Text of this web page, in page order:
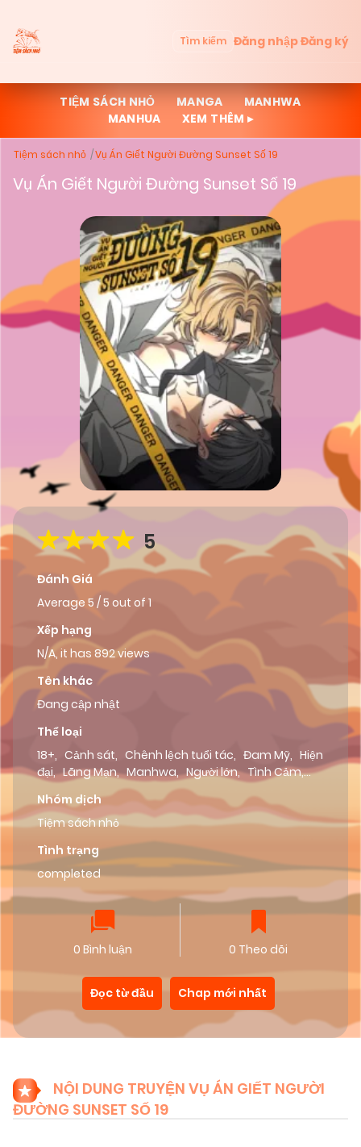
Tìm kiếm Đăng nhậpĐăng ký
TIỆM SÁCH NHỎ MANGA
MANHWA
MANHUA
XEM THÊM ▸
Tiệm sách nhỏ Vụ Án Giết Người Đường Sunset Số 19
Vụ Án Giết Người Đường Sunset Số 19
5
Đánh Giá
Average 5 /5 out of 1
Xếp hạng
N/A, it has 892 views
Tên khác
Đang cập nhật
Thể loại
18+, Cảnh sát, Chênh lệch tuổi tác, Đam Mỹ, Hiện
đại, Lãng Mạn, Manhwa, Người lớn, Tình Cảm,
Webtoon, Xã hội đen
Phương, Roadsteam
Nhóm dịch
Tiệm sách nhỏ
Tình trạng
completed
0 Bình luận 0 Theo dõi
Đọc từ đầu Chap mới nhất
NỘI DUNG TRUYỆN VỤ ÁN GIẾT NGƯỜI
ĐƯỜNG SUNSET SỐ 19